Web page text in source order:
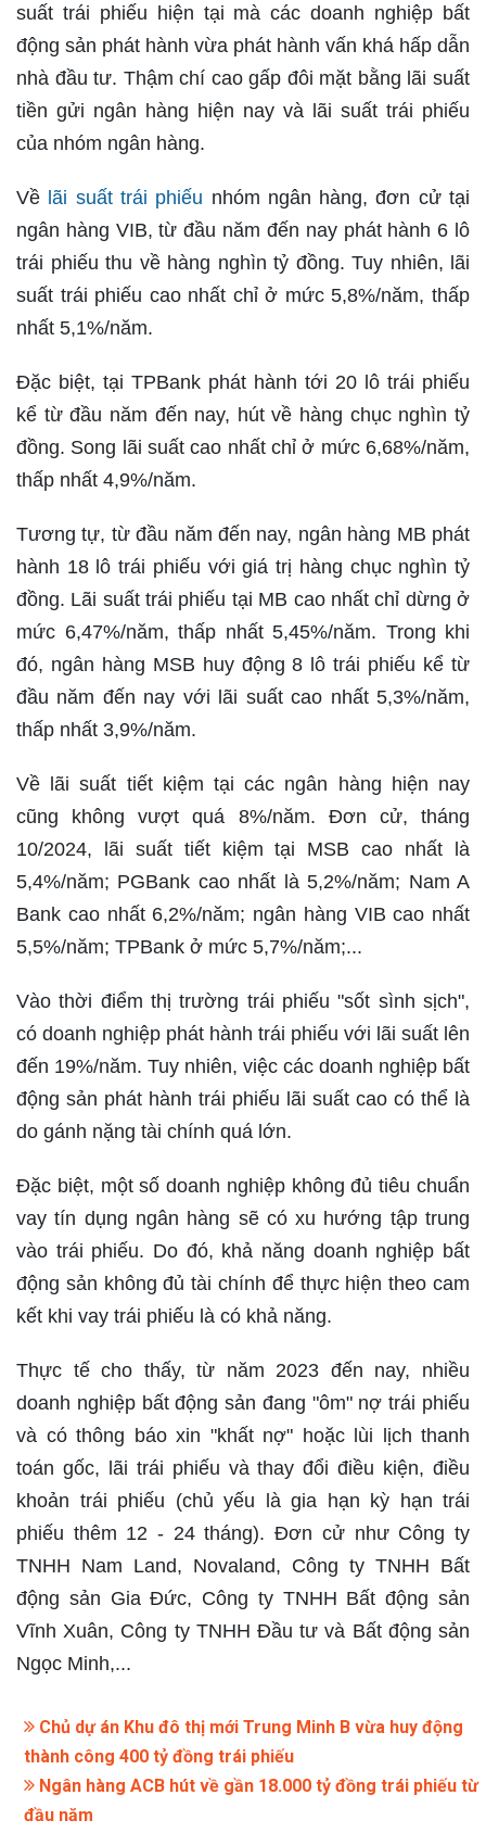
suất trái phiếu hiện tại mà các doanh nghiệp bất
động sản phát hành vừa phát hành vấn khá hấp dẫn
nhà đầu tư. Thậm chí cao gấp đôi mặt bằng lãi suất
tiền gửi ngân hàng hiện nay và lãi suất trái phiếu
của nhóm ngân hàng.
Về lãi suất trái phiếu nhóm ngân hàng, đơn cử tại
ngân hàng VIB, từ đầu năm đến nay phát hành 6 lô
trái phiếu thu về hàng nghìn tỷ đồng. Tuy nhiên, lãi
suất trái phiếu cao nhất chỉ ở mức 5,8%/năm, thấp
nhất 5,1%/năm.
Đặc biệt, tại TPBank phát hành tới 20 lô trái phiếu
kể từ đầu năm đến nay, hút về hàng chục nghìn tỷ
đồng. Song lãi suất cao nhất chỉ ở mức 6,68%/năm,
thấp nhất 4,9%/năm.
Tương tự, từ đầu năm đến nay, ngân hàng MB phát
hành 18 lô trái phiếu với giá trị hàng chục nghìn tỷ
đồng. Lãi suất trái phiếu tại MB cao nhất chỉ dừng ở
mức 6,47%/năm, thấp nhất 5,45%/năm. Trong khi
đó, ngân hàng MSB huy động 8 lô trái phiếu kể từ
đầu năm đến nay với lãi suất cao nhất 5,3%/năm,
thấp nhất 3,9%/năm.
Về lãi suất tiết kiệm tại các ngân hàng hiện nay
cũng không vượt quá 8%/năm. Đơn cử, tháng
10/2024, lãi suất tiết kiệm tại MSB cao nhất là
5,4%/năm; PGBank cao nhất là 5,2%/năm; Nam A
Bank cao nhất 6,2%/năm; ngân hàng VIB cao nhất
5,5%/năm; TPBank ở mức 5,7%/năm;...
Vào thời điểm thị trường trái phiếu "sốt sình sịch",
có doanh nghiệp phát hành trái phiếu với lãi suất lên
đến 19%/năm. Tuy nhiên, việc các doanh nghiệp bất
động sản phát hành trái phiếu lãi suất cao có thể là
do gánh nặng tài chính quá lớn.
Đặc biệt, một số doanh nghiệp không đủ tiêu chuẩn
vay tín dụng ngân hàng sẽ có xu hướng tập trung
vào trái phiếu. Do đó, khả năng doanh nghiệp bất
động sản không đủ tài chính để thực hiện theo cam
kết khi vay trái phiếu là có khả năng.
Thực tế cho thấy, từ năm 2023 đến nay, nhiều
doanh nghiệp bất động sản đang "ôm" nợ trái phiếu
và có thông báo xin "khất nợ" hoặc lùi lịch thanh
toán gốc, lãi trái phiếu và thay đổi điều kiện, điều
khoản trái phiếu (chủ yếu là gia hạn kỳ hạn trái
phiếu thêm 12 - 24 tháng). Đơn cử như Công ty
TNHH Nam Land, Novaland, Công ty TNHH Bất
động sản Gia Đức, Công ty TNHH Bất động sản
Vĩnh Xuân, Công ty TNHH Đầu tư và Bất động sản
Ngọc Minh,...
Chủ dự án Khu đô thị mới Trung Minh B vừa huy động
thành công 400 tỷ đồng trái phiếu
Ngân hàng ACB hút về gần 18.000 tỷ đồng trái phiếu từ
đầu năm